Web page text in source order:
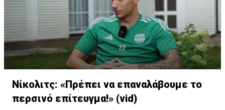
Νίκολιτς: «Πρέπει να επαναλάβουμε το
περσινό επίτευγμα!» (vid)